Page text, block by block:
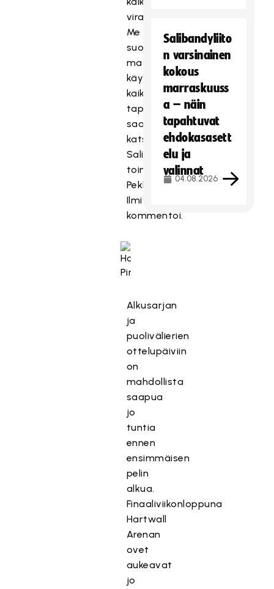
viranomaisohjeistuksia.
Me
suosittelemme
maskin
käyttöä
kaikille
tapahtumaan
saapuville
katsojille,
Salibandyliiton
toiminnanjohtaja
Pekka
Ilmivalta
kommentoi.
Alkusarjan
ja
puolivälierien
ottelupäiviin
on
mahdollista
saapua
jo
tuntia
ennen
ensimmäisen
pelin
alkua.
Finaaliviikonloppuna
Hartwall
Arenan
ovet
aukeavat
jo
Salibandyliito
n varsinainen
kokous
marraskuuss
a – näin
tapahtuvat
ehdokasasett
elu ja
valinnat
04.08.2026